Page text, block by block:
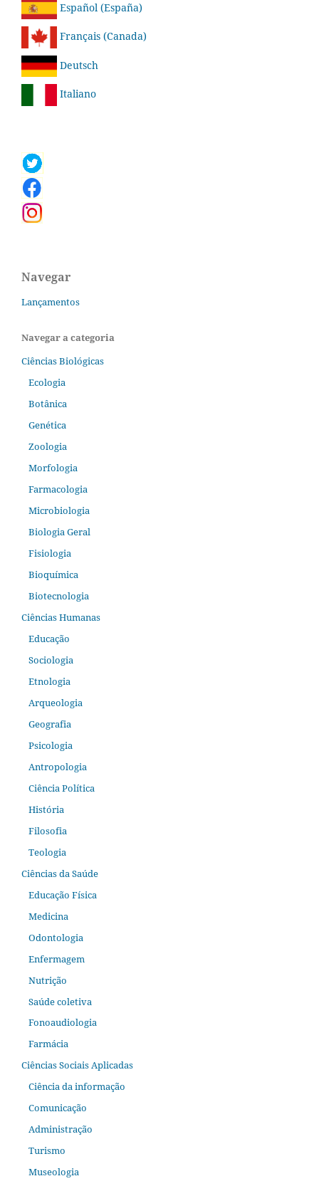
Español (España)
Français (Canada)
Deutsch
Italiano
Navegar
Lançamentos
Navegar a categoria
Ciências Biológicas
Ecologia
Botânica
Genética
Zoologia
Morfologia
Farmacologia
Microbiologia
Biologia Geral
Fisiologia
Bioquímica
Biotecnologia
Ciências Humanas
Educação
Sociologia
Etnologia
Arqueologia
Geografia
Psicologia
Antropologia
Ciência Política
História
Filosofia
Teologia
Ciências da Saúde
Educação Física
Medicina
Odontologia
Enfermagem
Nutrição
Saúde coletiva
Fonoaudiologia
Farmácia
Ciências Sociais Aplicadas
Ciência da informação
Comunicação
Administração
Turismo
Museologia